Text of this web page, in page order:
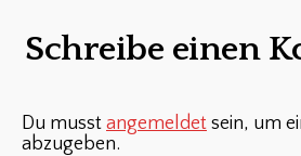
Schreibe einen
Du musst angemeldet sein, um
abzugeben.